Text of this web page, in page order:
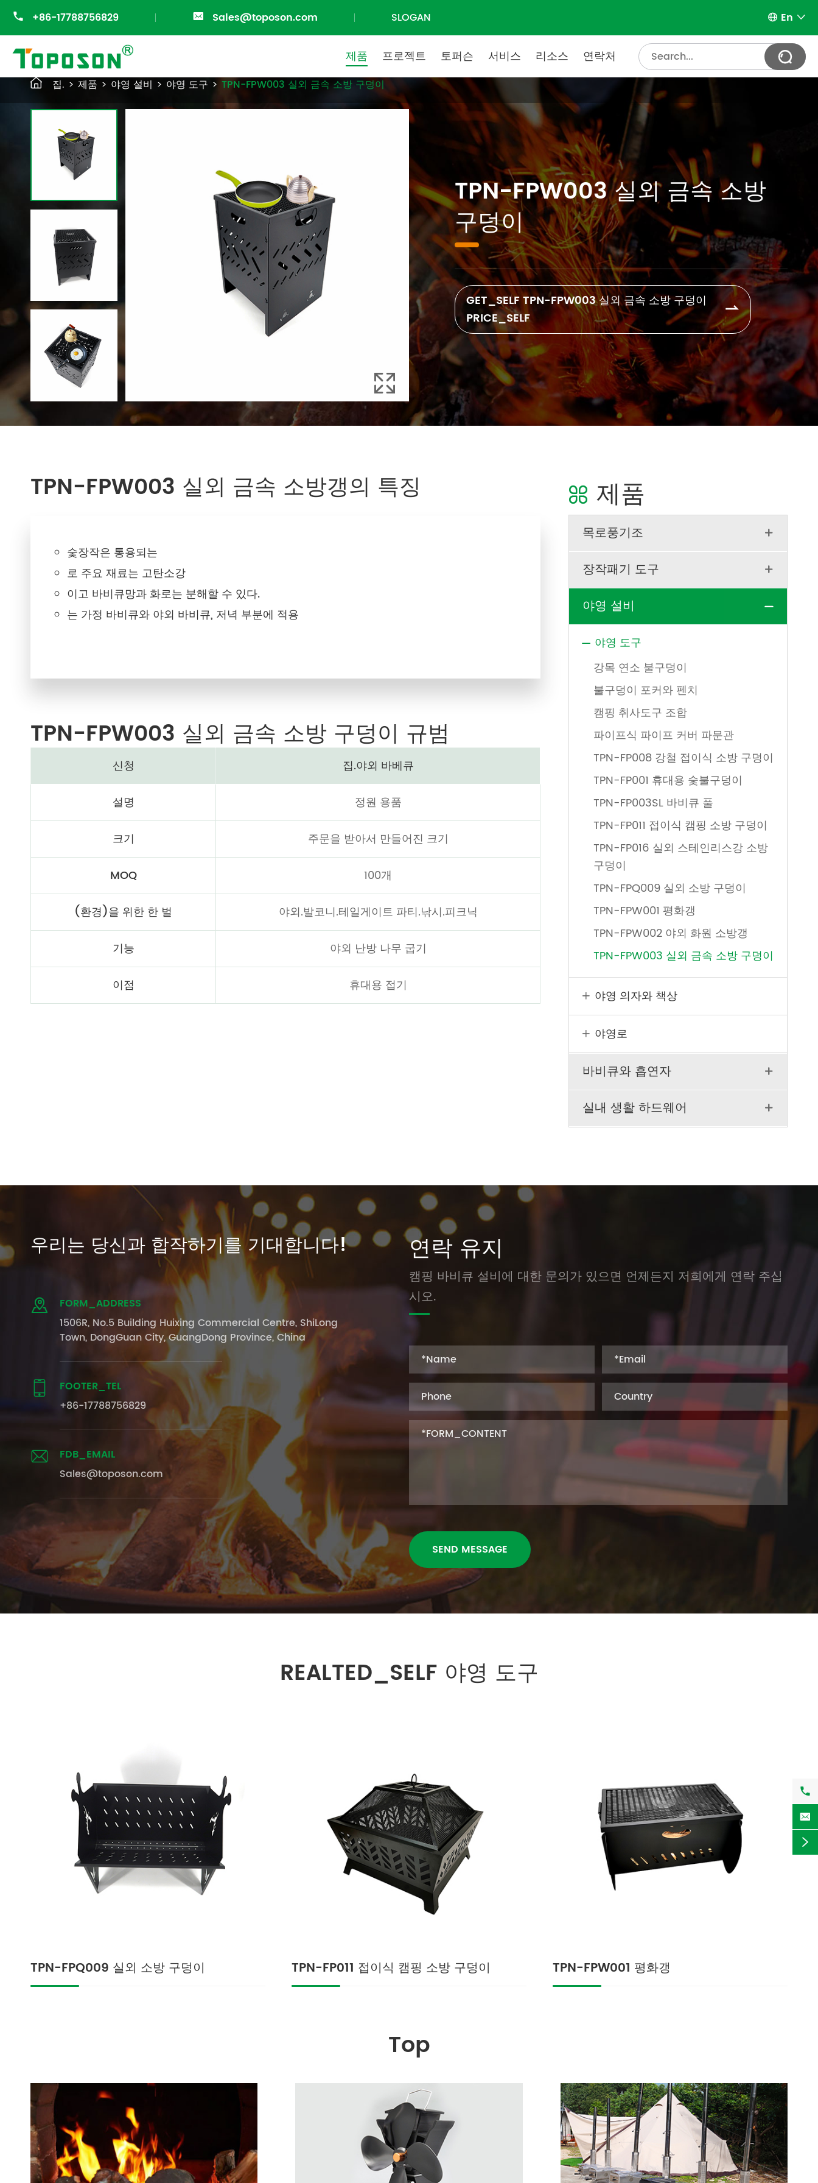
 +86-17788756829  Sales@toposon.com SLOGAN  En 
제품 프로젝트 토퍼슨 서비스 리소스 연락처 

TPN-FPW003 실외 금속 소방
구덩이
GET_SELF TPN-FPW003 실외 금속 소방 구덩이
PRICE_SELF

 집. 제품 야영 설비 야영 도구 TPN-FPW003 실외 금속 소방 구덩이
TPN-FPW003 실외 금속 소방갱의 특징
숯장작은 통용되는
로 주요 재료는 고탄소강
이고 바비큐망과 화로는 분해할 수 있다.
는 가정 바비큐와 야외 바비큐, 저녁 부분에 적용
TPN-FPW003 실외 금속 소방 구덩이 규범
신청 집.야외 바베큐
설명 정원 용품
크기 주문을 받아서 만들어진 크기
MOQ 100개
(환경)을 위한 한 벌 야외.발코니.테일게이트 파티.낚시.피크닉
기능 야외 난방 나무 굽기
이점 휴대용 접기
 제품
목로풍기조 
장작패기 도구 
야영 설비 
 야영 도구
강목 연소 불구덩이
불구덩이 포커와 펜치
캠핑 취사도구 조합
파이프식 파이프 커버 파문관
TPN-FP008 강철 접이식 소방 구덩이
TPN-FP001 휴대용 숯불구덩이
TPN-FP003SL 바비큐 풀
TPN-FP011 접이식 캠핑 소방 구덩이
TPN-FP016 실외 스테인리스강 소방
구덩이
TPN-FPQ009 실외 소방 구덩이
TPN-FPW001 평화갱
TPN-FPW002 야외 화원 소방갱
TPN-FPW003 실외 금속 소방 구덩이
 야영 의자와 책상
 야영로
바비큐와 흡연자 
실내 생활 하드웨어 
우리는 당신과 합작하기를 기대합니다!

FORM_ADDRESS
1506R, No.5 Building Huixing Commercial Centre, ShiLong
Town, DongGuan City, GuangDong Province, China

FOOTER_TEL
+86-17788756829

FDB_EMAIL
Sales@toposon.com
연락 유지
캠핑 바비큐 설비에 대한 문의가 있으면 언제든지 저희에게 연락 주십
시오.
REALTED_SELF 야영 도구
TPN-FPQ009 실외 소방 구덩이 TPN-FP011 접이식 캠핑 소방 구덩이 TPN-FPW001 평화갱
Top


